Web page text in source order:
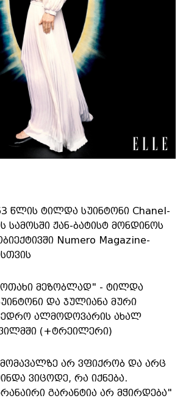
წლის ტილდა სუინტონი Chanel-
სამოსში ჟან-ბატისტ მონდინოს
Numero Magazine-
მეზობლად" - ტილდა
და ჯულიანა მური
ალმოდოვარის ახალ
(+ტრეილერი)
არ ვფიქრობ და არც
ვიცოდე, რა იქნება.
გარანტია არ მჭირდება"